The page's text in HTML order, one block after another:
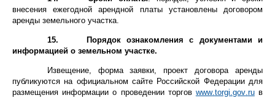
внесения ежегодной арендной платы установлены договором
аренды земельного участка.
15. Порядок ознакомления с документами и
информацией о земельном участке.
Извещение, форма заявки, проект договора аренды
публикуются на официальном сайте Российской Федерации для
размещения информации о проведении торгов www.torgi.gov.ruв